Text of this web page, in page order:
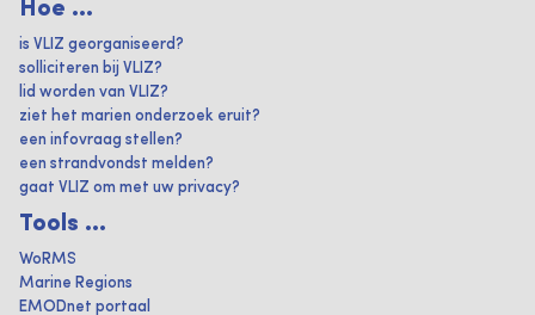
Hoe ...
is VLIZ georganiseerd?
solliciteren bij VLIZ?
lid worden van VLIZ?
ziet het marien onderzoek eruit?
een infovraag stellen?
een strandvondst melden?
gaat VLIZ om met uw privacy?
Tools ...
WoRMS
Marine Regions
EMODnet portaal